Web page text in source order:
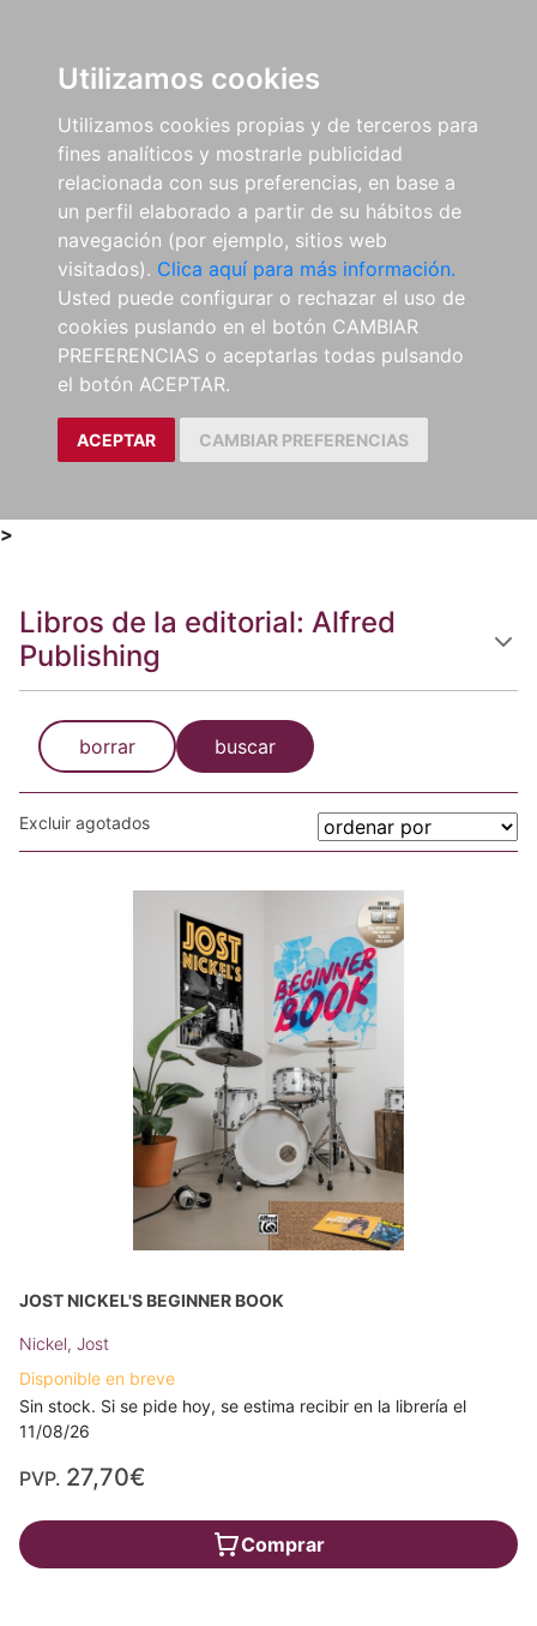
Utilizamos cookies
Utilizamos cookies propias y de terceros para
fines analíticos y mostrarle publicidad
relacionada con sus preferencias, en base a
un perfil elaborado a partir de su hábitos de
navegación (por ejemplo, sitios web
visitados). Clica aquí para más información.
Usted puede configurar o rechazar el uso de
cookies puslando en el botón CAMBIAR
PREFERENCIAS o aceptarlas todas pulsando
el botón ACEPTAR.
ACEPTAR CAMBIAR PREFERENCIAS
>
Libros de la editorial: Alfred
Publishing
borrar buscar
Excluir agotados
JOST NICKEL'S BEGINNER BOOK
Nickel, Jost
Disponible en breve
Sin stock. Si se pide hoy, se estima recibir en la librería el
11/08/26
PVP. 27,70€
Comprar